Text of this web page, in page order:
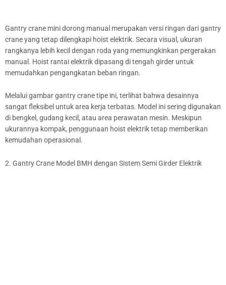
Gantry crane mini dorong manual merupakan versi ringan dari gantry
crane yang tetap dilengkapi hoist elektrik. Secara visual, ukuran
rangkanya lebih kecil dengan roda yang memungkinkan pergerakan
manual. Hoist rantai elektrik dipasang di tengah girder untuk
memudahkan pengangkatan beban ringan.
Melalui gambar gantry crane tipe ini, terlihat bahwa desainnya
sangat fleksibel untuk area kerja terbatas. Model ini sering digunakan
di bengkel, gudang kecil, atau area perawatan mesin. Meskipun
ukurannya kompak, penggunaan hoist elektrik tetap memberikan
kemudahan operasional.
2. Gantry Crane Model BMH dengan Sistem Semi Girder Elektrik